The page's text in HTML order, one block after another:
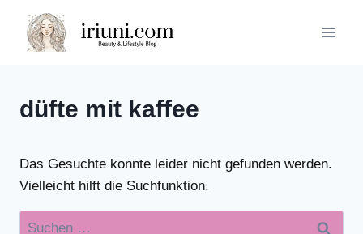
Inhalt
springen
düfte mit kaffee
Das Gesuchte konnte leider nicht gefunden werden.
Vielleicht hilft die Suchfunktion.
Suchen